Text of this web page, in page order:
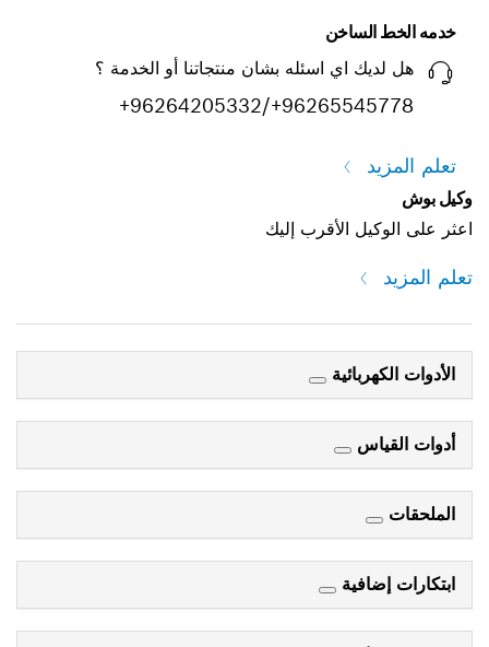
خدمه الخط الساخن
هل لديك اي اسئله بشان منتجاتنا أو الخدمة ؟
+96264205332/+96265545778
تعلم المزيد
وكيل بوش
اعثر على الوكيل الأقرب إليك
تعلم المزيد
الأدوات الكهربائية
أدوات القياس
الملحقات
ابتكارات إضافية